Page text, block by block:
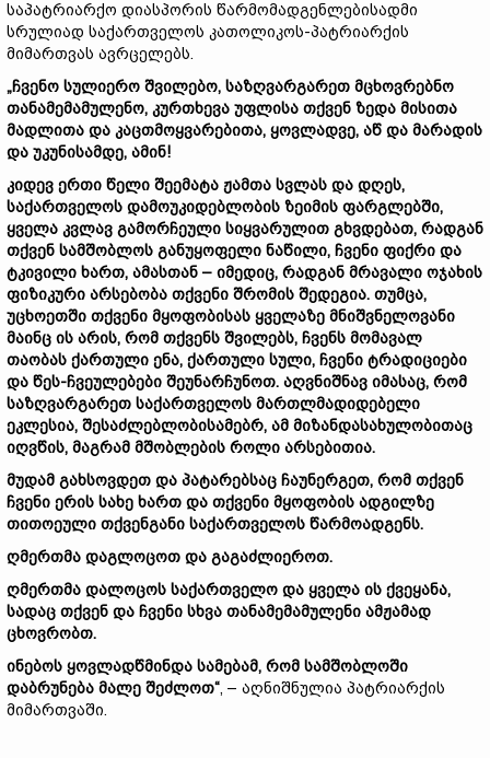
საპატრიარქო დიასპორის წარმომადგენლებისადმი
სრულიად საქართველოს კათოლიკოს-პატრიარქის
მიმართვას ავრცელებს.
„ჩვენო სულიერო შვილებო, საზღვარგარეთ მცხოვრებნო
თანამემამულენო, კურთხევა უფლისა თქვენ ზედა მისითა
მადლითა და კაცთმოყვარებითა, ყოვლადვე, აწ და მარადის
და უკუნისამდე, ამინ!
კიდევ ერთი წელი შეემატა ჟამთა სვლას და დღეს,
საქართველოს დამოუკიდებლობის ზეიმის ფარგლებში,
ყველა კვლავ გამორჩეული სიყვარულით გხვდებათ, რადგან
თქვენ სამშობლოს განუყოფელი ნაწილი, ჩვენი ფიქრი და
ტკივილი ხართ, ამასთან – იმედიც, რადგან მრავალი ოჯახის
ფიზიკური არსებობა თქვენი შრომის შედეგია. თუმცა,
უცხოეთში თქვენი მყოფობისას ყველაზე მნიშვნელოვანი
მაინც ის არის, რომ თქვენს შვილებს, ჩვენს მომავალ
თაობას ქართული ენა, ქართული სული, ჩვენი ტრადიციები
და წეს-ჩვეულებები შეუნარჩუნოთ. აღვნიშნავ იმასაც, რომ
საზღვარგარეთ საქართველოს მართლმადიდებელი
ეკლესია, შესაძლებლობისამებრ, ამ მიზანდასახულობითაც
იღვწის, მაგრამ მშობლების როლი არსებითია.
მუდამ გახსოვდეთ და პატარებსაც ჩაუნერგეთ, რომ თქვენ
ჩვენი ერის სახე ხართ და თქვენი მყოფობის ადგილზე
თითოეული თქვენგანი საქართველოს წარმოადგენს.
ღმერთმა დაგლოცოთ და გაგაძლიეროთ.
ღმერთმა დალოცოს საქართველო და ყველა ის ქვეყანა,
სადაც თქვენ და ჩვენი სხვა თანამემამულენი ამჟამად
ცხოვრობთ.
ინებოს ყოვლადწმინდა სამებამ, რომ სამშობლოში
დაბრუნება მალე შეძლოთ“, – აღნიშნულია პატრიარქის
მიმართვაში.